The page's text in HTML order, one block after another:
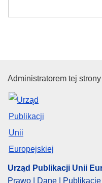
Urząd
Administratorem tej
Urząd Publikacji Unii
Prawo | Dane | Publikacje